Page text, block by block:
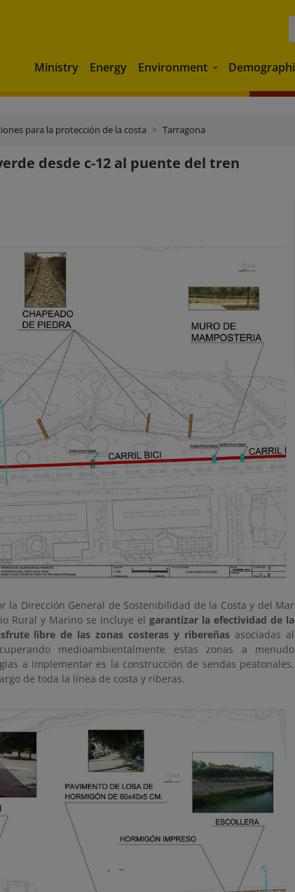
Ministry Energy Environment Environment
para la protección de la costa Tarragona
desde c-12 al puente del tren
la Dirección General de Sostenibilidad de la Costa y del Mar
Rural y Marino se incluye el garantizar la efectividad de la
libre de las zonas costeras y ribereñas asociadas al
medioambientalmente estas zonas a menudo
a implementar es la construcción de sendas peatonales,
de toda la línea de costa y riberas.